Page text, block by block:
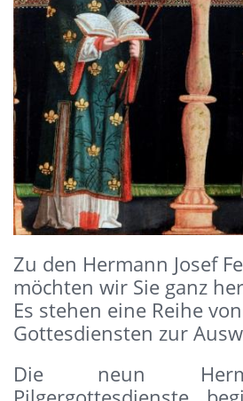
Zu den Hermann Josef
möchten wir Sie ganz
Es stehen eine Reihe von
Gottesdiensten zur
Die neun